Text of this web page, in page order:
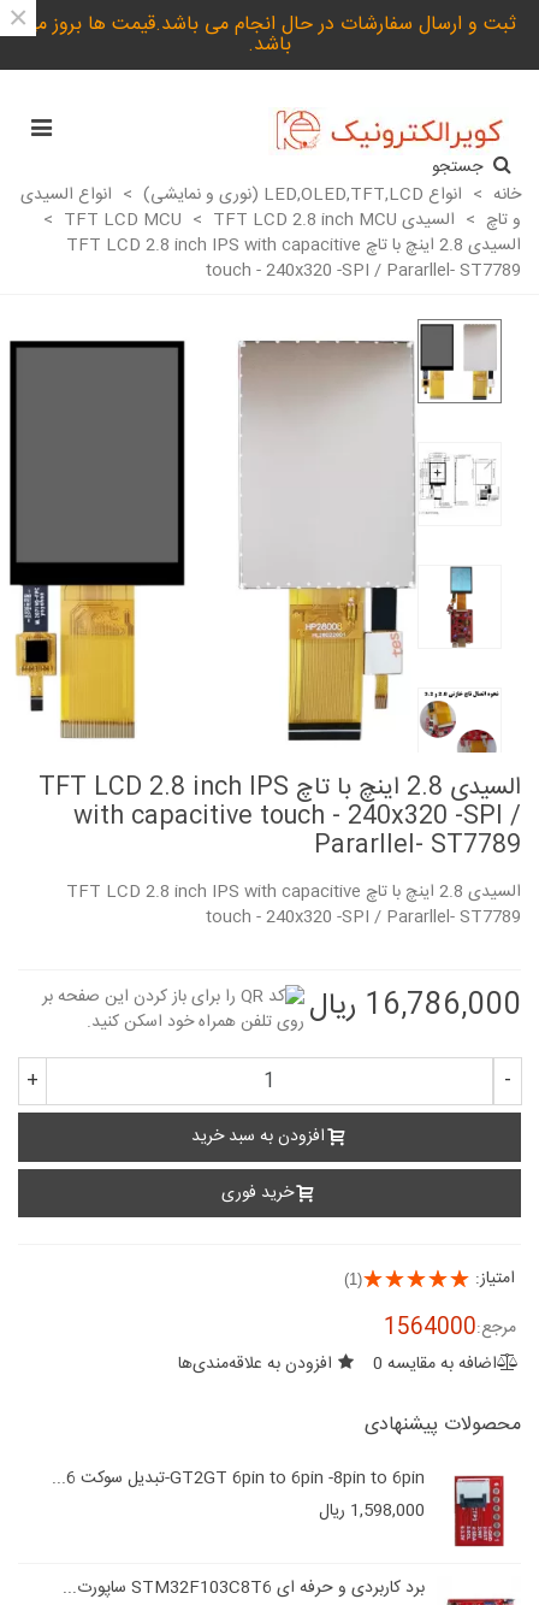
ثبت و ارسال سفارشات در حال انجام می باشد.قیمت ها بروز می
باشد.
×
جستجو
خانه > انواع LED,OLED,TFT,LCD (نوری و نمایشی) > انواع السیدی
و تاچ > السیدی TFT LCD MCU > TFT LCD 2.8 inch MCU
>
السیدی 2.8 اینچ با تاچ TFT LCD 2.8 inch IPS with capacitive
touch - 240x320 -SPI / Pararllel- ST7789
السیدی 2.8 اینچ با تاچ TFT LCD 2.8 inch IPS
with capacitive touch - 240x320 -SPI /
Pararllel- ST7789
السیدی 2.8 اینچ با تاچ TFT LCD 2.8 inch IPS with capacitive
touch - 240x320 -SPI / Pararllel- ST7789
16,786,000 ریال
-
+
افزودن به سبد خرید
خرید فوری
امتیاز: (1)
مرجع:1564000
اضافه به مقایسه 0 افزودن به علاقه‌مندی‌ها
محصولات پیشنهادی
GT2GT 6pin to 6pin -8pin to 6pin-تبدیل سوکت 6...
1,598,000 ریال
برد کاربردی و حرفه ای STM32F103C8T6 ساپورت...